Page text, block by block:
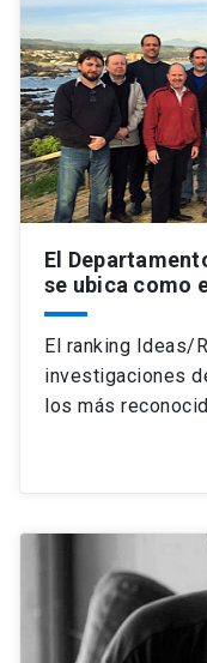
El
se ubica como
El ranking Ideas/
investigaciones
los más